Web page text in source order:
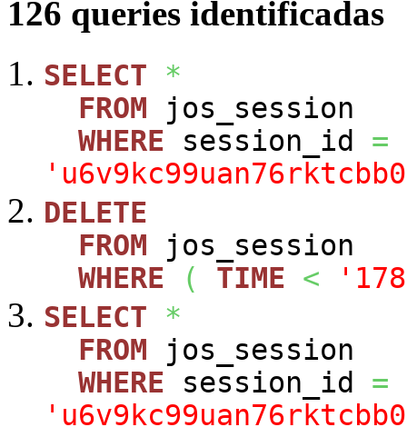
126 queries identificadas
SELECT
*
FROM jos_session
WHERE session_id =
DELETE
FROM jos_session
WHERE
( TIME <
SELECT
*
FROM jos_session
WHERE session_id =